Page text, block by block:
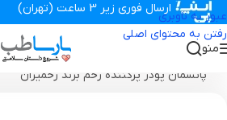
عبور به ناوبری
رفتن به محتوای اصلی
ارسال فوری زیر 3 ساعت (تهران)
منو
تجهیزات پزشکی پارساطب انواع پانسمان زخم
پانسمان پودر پرکننده زخم برند زخمیران